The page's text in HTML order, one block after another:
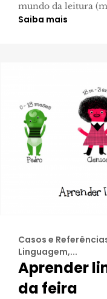
mundo da leitura
Saiba mais
Casos e
Linguagem,...
Aprender
da feira